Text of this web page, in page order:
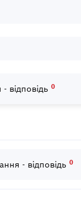
відповідь 0
- відповідь 0